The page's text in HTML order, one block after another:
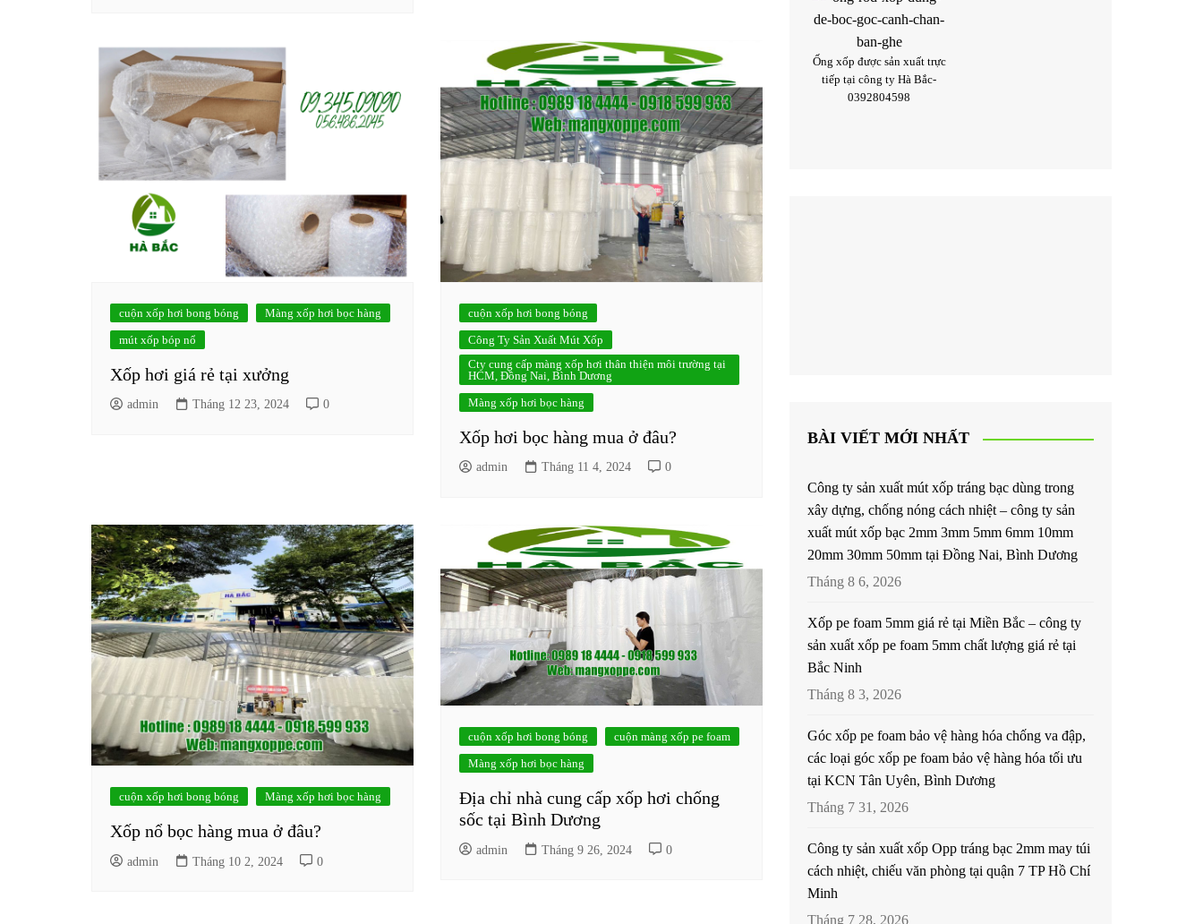
cuộn xốp hơi bong bóng
Màng xốp hơi bọc hàng
mút xốp bóp nổ
Xốp hơi giá rẻ tại xưởng
admin Tháng 12 23, 2024 0
cuộn xốp hơi bong bóng
Công Ty Sản Xuất Mút Xốp
Cty cung cấp màng xốp hơi thân thiện môi trường tại
HCM, Đồng Nai, Bình Dương
Màng xốp hơi bọc hàng
Xốp hơi bọc hàng mua ở đâu?
admin Tháng 11 4, 2024 0
cuộn xốp hơi bong bóng Màng xốp hơi bọc hàng
Xốp nổ bọc hàng mua ở đâu?
admin Tháng 10 2, 2024 0
cuộn xốp hơi bong bóng
cuộn màng xốp pe foam
Màng xốp hơi bọc hàng
Địa chỉ nhà cung cấp xốp hơi chống
sốc tại Bình Dương
admin Tháng 9 26, 2024 0
Ống xốp được sản xuất trực
tiếp tại công ty Hà Bắc-
0392804598
BÀI VIẾT MỚI NHẤT
Công ty sản xuất mút xốp tráng bạc dùng trong
xây dựng, chống nóng cách nhiệt – công ty sản
xuất mút xốp bạc 2mm 3mm 5mm 6mm 10mm
20mm 30mm 50mm tại Đồng Nai, Bình Dương
Tháng 8 6, 2026
Xốp pe foam 5mm giá rẻ tại Miền Bắc – công ty
sản xuất xốp pe foam 5mm chất lượng giá rẻ tại
Bắc Ninh
Tháng 8 3, 2026
Góc xốp pe foam bảo vệ hàng hóa chống va đập,
các loại góc xốp pe foam bảo vệ hàng hóa tối ưu
tại KCN Tân Uyên, Bình Dương
Tháng 7 31, 2026
Công ty sản xuất xốp Opp tráng bạc 2mm may túi
cách nhiệt, chiếu văn phòng tại quận 7 TP Hồ Chí
Minh
Tháng 7 28, 2026